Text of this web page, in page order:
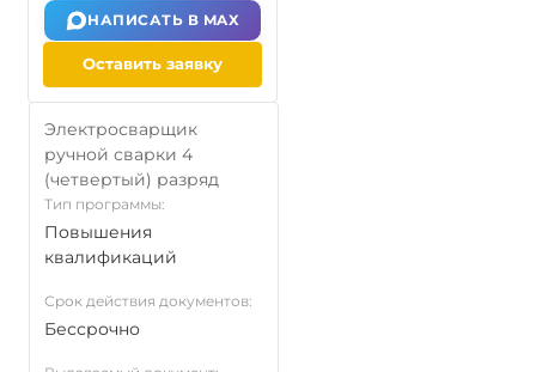
НАПИСАТЬ В MAX
Оставить заявку
Электросварщик
ручной сварки 4
(четвертый) разряд
Тип программы:
Повышения
квалификаций
Срок действия документов:
Бессрочно